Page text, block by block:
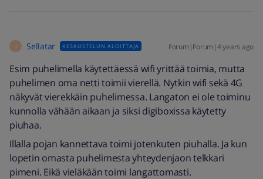
S Sellatar KESKUSTELUN ALOITTAJA Forum|Forum|4 years ago
Esim puhelimella käytettäessä wifi yrittää toimia, mutta
puhelimen oma netti toimii vierellä. Nytkin wifi sekä 4G
näkyvät vierekkäin puhelimessa. Langaton ei ole toiminu
kunnolla vähään aikaan ja siksi digiboxissa käytetty
piuhaa.
Illalla pojan kannettava toimi jotenkuten piuhalla. Ja kun
lopetin omasta puhelimesta yhteydenjaon telkkari
pimeni. Eikä vieläkään toimi langattomasti.